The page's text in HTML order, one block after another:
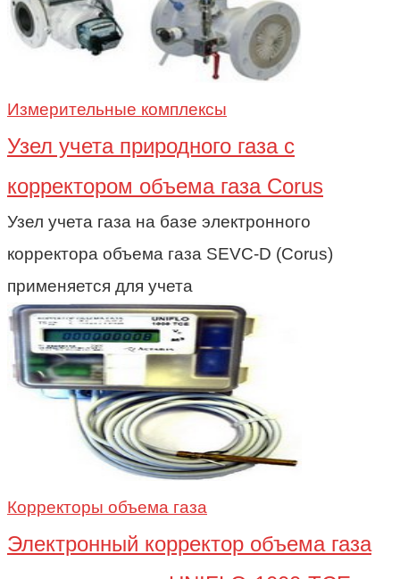
Измерительные комплексы
Узел учета природного газа c
корректором объема газа Corus
Узел учета газа на базе электронного
корректора объема газа SEVC-D (Corus)
применяется для учета
Корректоры объема газа
Электронный корректор объема газа